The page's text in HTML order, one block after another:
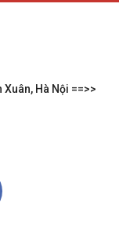
Hà Nội ==>>